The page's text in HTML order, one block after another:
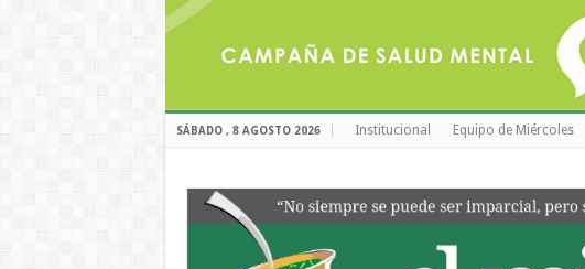
SÁBADO , 8 AGOSTO 2026 Institucional Equipo de Miércoles